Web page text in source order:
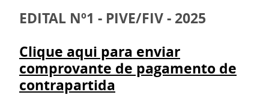
EDITAL Nº1 - PIVE/FIV - 2025
Clique aqui para enviar
comprovante de pagamento de
contrapartida